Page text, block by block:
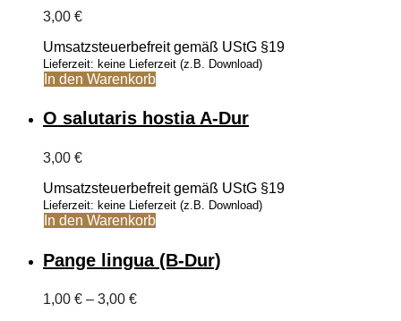
3,00 €
Umsatzsteuerbefreit gemäß UStG §19
Lieferzeit: keine Lieferzeit (z.B. Download)
In den Warenkorb
O salutaris hostia A-Dur
3,00 €
Umsatzsteuerbefreit gemäß UStG §19
Lieferzeit: keine Lieferzeit (z.B. Download)
In den Warenkorb
Pange lingua (B-Dur)
1,00 € – 3,00 €Preisspanne: